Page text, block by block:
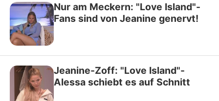
Nur am Meckern: "Love Island"-
Fans sind von Jeanine genervt!
Jeanine-Zoff: "Love Island"-
Alessa schiebt es auf Schnitt